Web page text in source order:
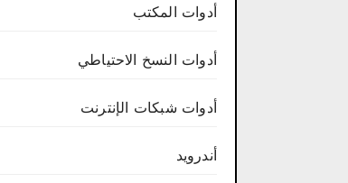
أدوات المكتب
أدوات النسخ الاحتياطي
أدوات شبكات الإنترنت
أندرويد